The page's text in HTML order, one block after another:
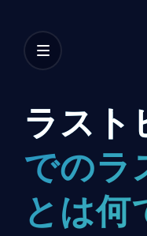
ラスト
でのラ
とは何